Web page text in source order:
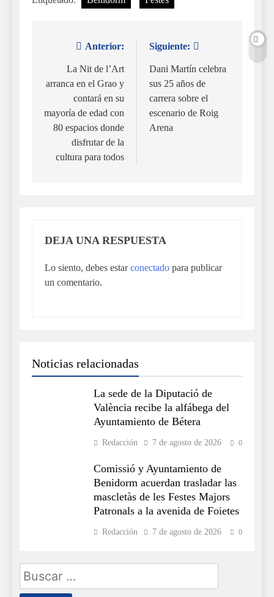
Navegación
entradas
Anterior:
La Nit de l’Art
arranca en el Grao y
contará en su
mayoría de edad con
80 espacios donde
disfrutar de la
cultura para todos
Siguiente:
Dani Martín celebra
sus 25 años de
carrera sobre el
escenario de Roig
Arena
DEJA UNA RESPUESTA
Lo siento, debes estarconectado para publicar
un comentario.
Noticias relacionadas
La sede de la Diputació de
València recibe la alfábega del
Ayuntamiento de Bétera
Redacción 7 de agosto de 2026 0
Comissió y Ayuntamiento de
Benidorm acuerdan trasladar las
mascletàs de les Festes Majors
Patronals a la avenida de Foietes
Redacción 7 de agosto de 2026 0
Buscar: